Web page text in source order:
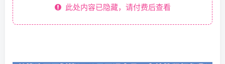
此处内容已隐藏，请付费后查看